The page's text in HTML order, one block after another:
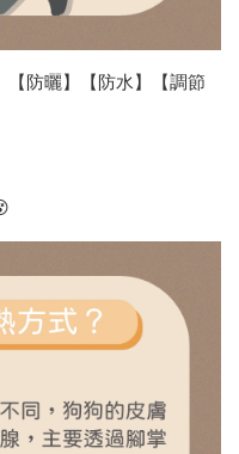
防曬】【防水】【調節